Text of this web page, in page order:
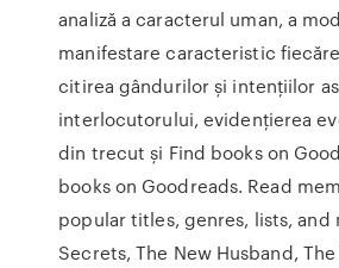
analiză a caracterul uman, a
manifestare caracteristic
citirea gândurilor și intențiilor
interlocutorului, evidențierea
din trecut și Find books on
books on Goodreads. Read
popular titles, genres, lists, and
Secrets, The New Husband,